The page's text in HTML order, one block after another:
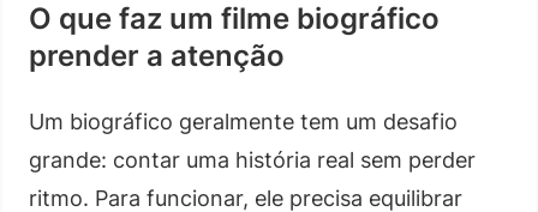
O que faz um filme biográfico
prender a atenção
Um biográfico geralmente tem um desafio
grande: contar uma história real sem perder
ritmo. Para funcionar, ele precisa equilibrar